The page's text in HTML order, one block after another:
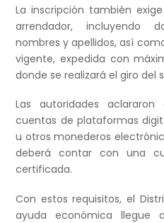
La inscripción también
arrendador, incluyendo
nombres y apellidos, así
vigente, expedida con
donde se realizará el giro del
Las autoridades
cuentas de plataformas
u otros monederos
deberá contar con una
certificada.
Con estos requisitos, el
ayuda económica llegue